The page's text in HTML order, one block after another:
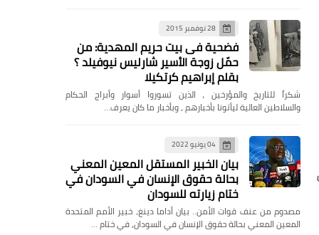
28 نوفمبر 2015
فضحية فى بيت حريم المهدية: من
حمّل زوجة الأسير شارليس نيوفيلد ؟
بقلم إبراهيم كرتكيلا
شكراً للتاريخ والمؤرخين ، الذين تسوروا أسوار وأبراج الحكام
والسلاطين العالية ليأتونا بأخبارهم ، وبأخبار ما كان يعرف…
04 يونيو 2022
بيان الخبير المستقل المعين المعني
بحالة حقوق الإنسان في السودان في
ختام زيارته للسودان
مصدوم من عنف قوات الأمن.. بيان أداما دينغ، خبير الأمم المتحدة
المعين المعني بحالة حقوق الإنسان في السودان، في ختام …